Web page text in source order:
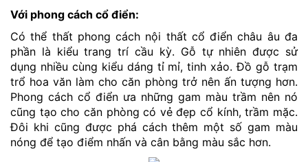
Với phong cách cổ điển:
Có thể thất phong cách nội thất cổ điển châu âu đa
phần là kiểu trang trí cầu kỳ. Gỗ tự nhiên được sử
dụng nhiều cùng kiểu dáng tỉ mỉ, tinh xảo. Đồ gỗ trạm
trổ hoa văn làm cho căn phòng trở nên ấn tượng hơn.
Phong cách cổ điển ưa những gam màu trầm nên nó
cũng tạo cho căn phòng có vẻ đẹp cổ kính, trầm mặc.
Đôi khi cũng được phá cách thêm một số gam màu
nóng để tạo điểm nhấn và cân bằng màu sắc hơn.